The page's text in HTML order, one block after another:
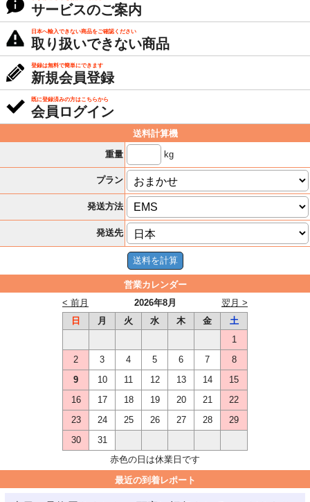
サービスのご案内
日本へ輸入できない商品をご確認ください
取り扱いできない商品
登録は無料で簡単にできます
新規会員登録
既に登録済みの方はこちらから
会員ログイン
送料計算機
重量
kg
プラン
発送方法
発送先
営業カレンダー
2026年8月
< 前月
翌月 >
日
月 火 水 木 金
土
1
2
3 4 5 6 7
8
9
10 11 12 13 14
15
16
17 18 19 20 21
22
23
24 25 26 27 28
29
30
31
赤色の日は休業日です
最近の到着レポート